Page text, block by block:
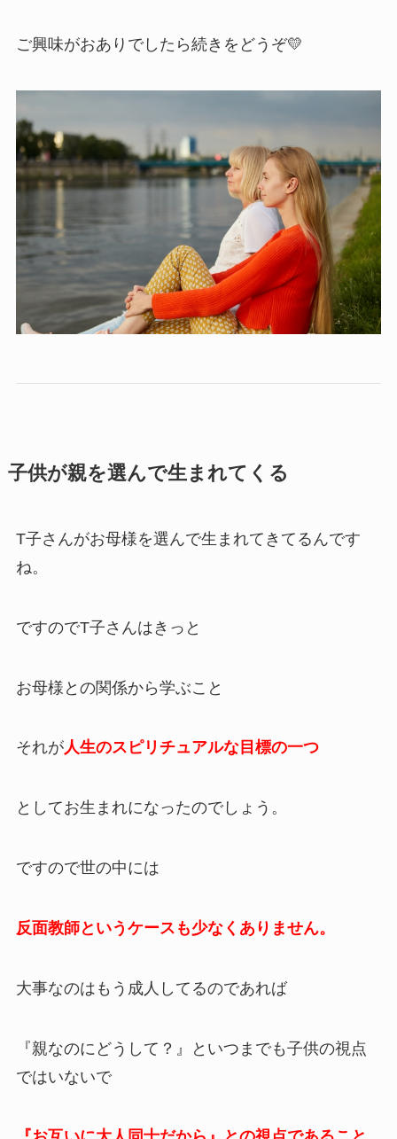
ご興味がおありでしたら続きをどうぞ💛
子供が親を選んで生まれてくる
T子さんがお母様を選んで生まれてきてるんです
ね。
ですのでT子さんはきっと
お母様との関係から学ぶこと
それが人生のスピリチュアルな目標の一つ
としてお生まれになったのでしょう。
ですので世の中には
反面教師というケースも少なくありません。
大事なのはもう成人してるのであれば
『親なのにどうして？』といつまでも子供の視点
ではいないで